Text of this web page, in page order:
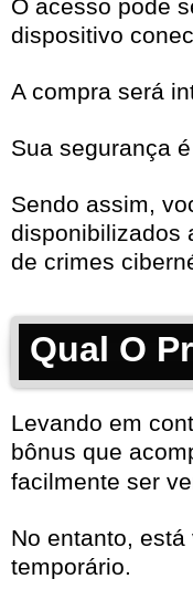
O acesso pode
dispositivo
A compra será
Sua segurança
Sendo assim,
disponibilizados
de crimes
Qual O
Levando em
bônus que
facilmente ser
No entanto,
temporário.